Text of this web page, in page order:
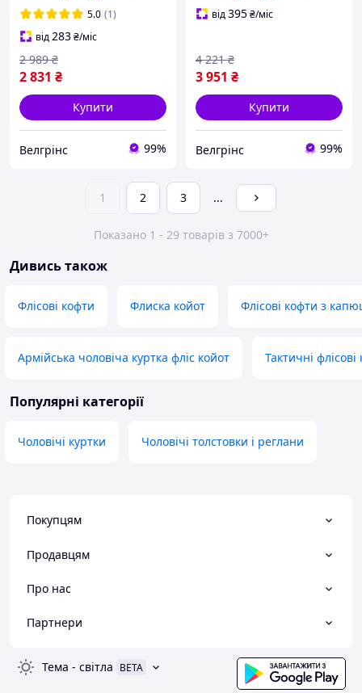
5.0 (1)
від283₴/міс
2 831 ₴
2 989 ₴
Купити
Велгрінс 99%
від395₴/міс
3 951 ₴
4 221 ₴
Купити
Велгрінс 99%
1 2 3 ...
Показано 1 - 29 товарів з 7000+
Дивись також
Флісові кофти Флиска койот Флісові кофти з
Армійська чоловіча куртка фліс койот Тактичні
Популярні категорії
Чоловічі куртки Чоловічі толстовки і реглани
Покупцям
Продавцям
Про нас
Партнери
Тема - світла BETA